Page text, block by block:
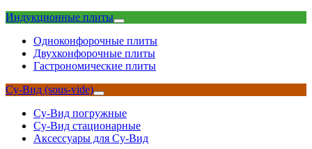
Индукционные плиты
Одноконфорочные плиты
Двухконфорочные плиты
Гастрономические плиты
Су-Вид (sous-vide)
Су-Вид погружные
Су-Вид стационарные
Аксессуары для Су-Вид